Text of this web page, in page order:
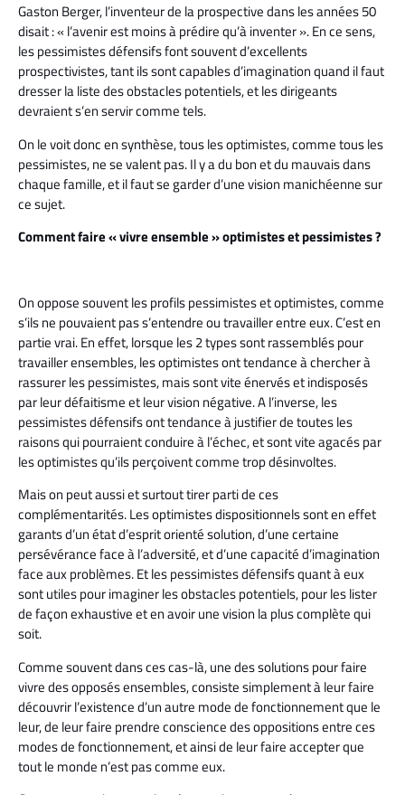
Gaston Berger, l’inventeur de la prospective dans les années 50
disait : « l’avenir est moins à prédire qu’à inventer ». En ce sens,
les pessimistes défensifs font souvent d’excellents
prospectivistes, tant ils sont capables d’imagination quand il faut
dresser la liste des obstacles potentiels, et les dirigeants
devraient s’en servir comme tels.
On le voit donc en synthèse, tous les optimistes, comme tous les
pessimistes, ne se valent pas. Il y a du bon et du mauvais dans
chaque famille, et il faut se garder d’une vision manichéenne sur
ce sujet.
Comment faire « vivre ensemble » optimistes et pessimistes ?
On oppose souvent les profils pessimistes et optimistes, comme
s’ils ne pouvaient pas s’entendre ou travailler entre eux. C’est en
partie vrai. En effet, lorsque les 2 types sont rassemblés pour
travailler ensembles, les optimistes ont tendance à chercher à
rassurer les pessimistes, mais sont vite énervés et indisposés
par leur défaitisme et leur vision négative. A l’inverse, les
pessimistes défensifs ont tendance à justifier de toutes les
raisons qui pourraient conduire à l’échec, et sont vite agacés par
les optimistes qu’ils perçoivent comme trop désinvoltes.
Mais on peut aussi et surtout tirer parti de ces
complémentarités. Les optimistes dispositionnels sont en effet
garants d’un état d’esprit orienté solution, d’une certaine
persévérance face à l’adversité, et d’une capacité d’imagination
face aux problèmes. Et les pessimistes défensifs quant à eux
sont utiles pour imaginer les obstacles potentiels, pour les lister
de façon exhaustive et en avoir une vision la plus complète qui
soit.
Comme souvent dans ces cas-là, une des solutions pour faire
vivre des opposés ensembles, consiste simplement à leur faire
découvrir l’existence d’un autre mode de fonctionnement que le
leur, de leur faire prendre conscience des oppositions entre ces
modes de fonctionnement, et ainsi de leur faire accepter que
tout le monde n’est pas comme eux.